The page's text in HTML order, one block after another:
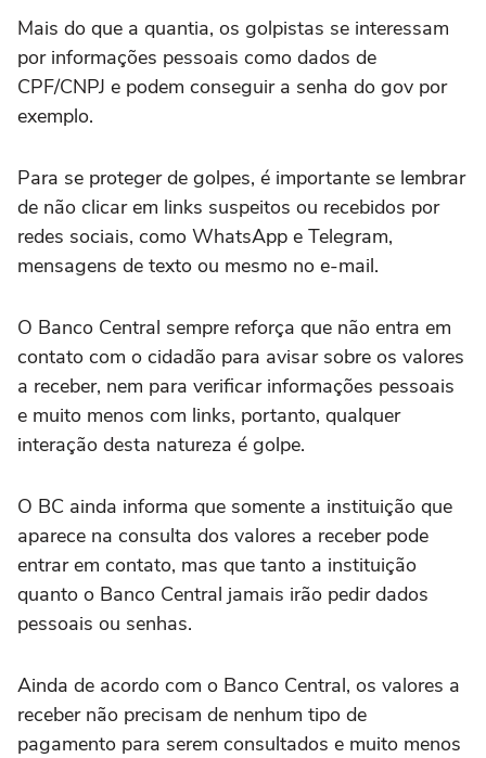
Mais do que a quantia, os golpistas se interessam
por informações pessoais como dados de
CPF/CNPJ e podem conseguir a senha do gov por
exemplo.
Para se proteger de golpes, é importante se lembrar
de não clicar em links suspeitos ou recebidos por
redes sociais, como WhatsApp e Telegram,
mensagens de texto ou mesmo no e-mail.
O Banco Central sempre reforça que não entra em
contato com o cidadão para avisar sobre os valores
a receber, nem para verificar informações pessoais
e muito menos com links, portanto, qualquer
interação desta natureza é golpe.
O BC ainda informa que somente a instituição que
aparece na consulta dos valores a receber pode
entrar em contato, mas que tanto a instituição
quanto o Banco Central jamais irão pedir dados
pessoais ou senhas.
Ainda de acordo com o Banco Central, os valores a
receber não precisam de nenhum tipo de
pagamento para serem consultados e muito menos